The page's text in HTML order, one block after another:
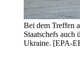
Bei dem Treffen
Staatschefs auch
Ukraine. [EPA-